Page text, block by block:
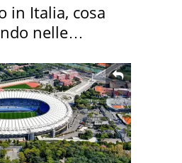
in Italia, cosa
nelle